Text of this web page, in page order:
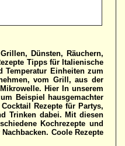
Dünsten, Räuchern,
Tipps für Italienische
Einheiten zum
vom Grill, aus der
Hier In unserem
Beispiel hausgemachter
Rezepte für Partys,
Trinken dabei. Mit diesen
Kochrezepte und
Coole Rezepte